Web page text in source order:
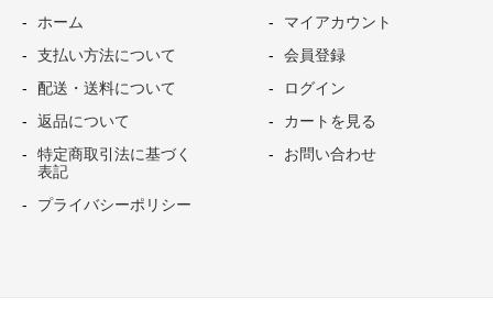
らせ
本日より、ボストークヨーロッパのアクセサリーの価
よる物流コストの増加や円安の影響もあり、経営を取
ホーム
支払い方法について
配送・送料について
返品について
特定商取引法に基づく
表記
プライバシーポリシー
マイアカウント
会員登録
ログイン
カートを見る
お問い合わせ